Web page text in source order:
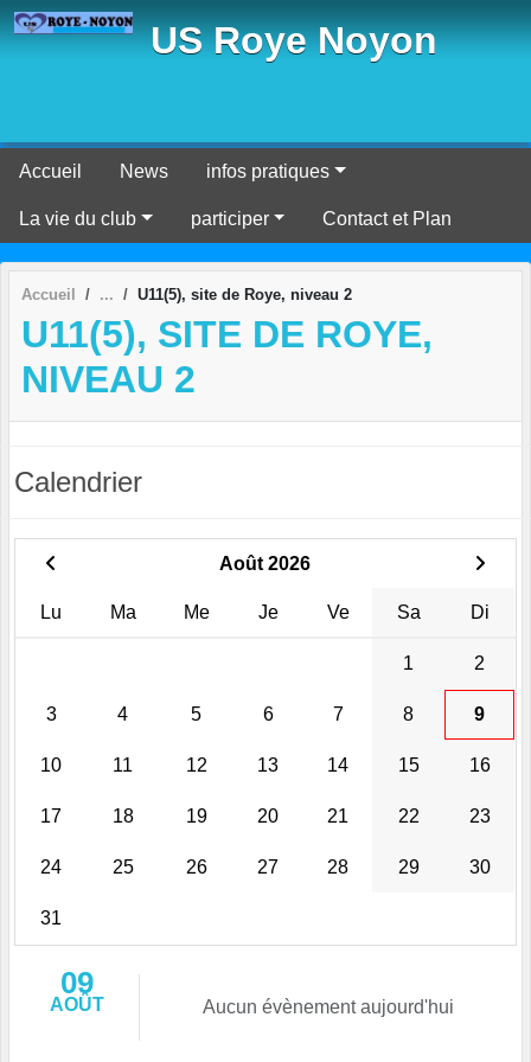
US Roye Noyon
Accueil News infos pratiques
La vie du club participer Contact et Plan
Accueil U11(5), site de Roye, niveau 2
U11(5), SITE DE ROYE,
NIVEAU 2
Calendrier
Août 2026
Lu Ma Me Je Ve Sa Di
1 2
3 4 5 6 7 8 9
10 11 12 13 14 15 16
17 18 19 20 21 22 23
24 25 26 27 28 29 30
31
09
AOÛT Aucun évènement aujourd'hui
Panneau de gestion des cookies